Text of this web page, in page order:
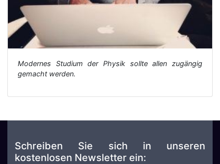
Modernes Studium der Physik sollte allen zugängig
gemacht werden.
Schreiben Sie sich in unseren
kostenlosen Newsletter ein: